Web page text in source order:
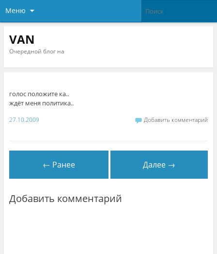
Меню
VAN
Очередной блог на
голос положите ка..
ждёт меня политика..
27.10.2009 Добавить комментарий
← Ранее Далее →
Добавить комментарий